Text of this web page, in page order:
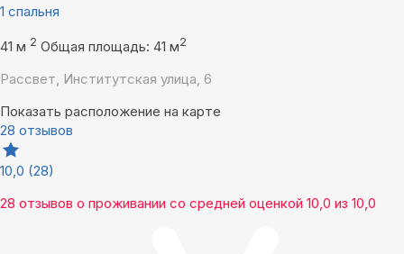
1 спальня
41 м 2 Общая площадь: 41 м2
Рассвет, Институтская улица, 6
Показать расположение на карте
28 отзывов
10,0 (28)
28 отзывов о проживании со средней оценкой 10,0 из 10,0